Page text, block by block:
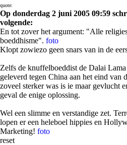
quote:
Op donderdag 2 juni 2005 09:59
volgende:
En tot zover het argument: "Alle
boeddhisme". foto
Klopt zowiezo geen snars van in de
Zelfs de knuffelboeddist de Dalai
geleverd tegen China aan het eind van
zoveel sterker was is ie maar gevlucht
geval de enige oplossing.
Wel een slimme en verstandige zet.
lopen er een heleboel hippies en
Marketing! foto
reset